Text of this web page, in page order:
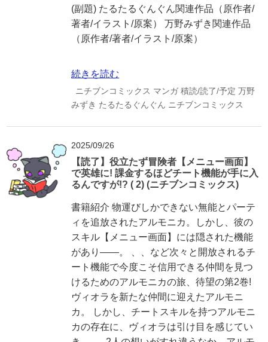
(副題) たるたるぐんぐん関連作品（原作者/
著者/イラスト/原案） 万野みずき関連作品
（原作者/著者/イラスト/原案）
続きを読む
ニチブンコミックス マンガ 積読/読了/予定 万野
みずき たるたるぐんぐん ニチブンコミックス
2025/09/26
【読了】役立たず冒険者【メニュー画面】
で英雄に! 課金するほどチート機能が手に入
るんですが!? ( 2) (ニチブンコミックス)
書籍紹介 物運びしかできない無能とパーテ
ィを追放されたアルモニカ。しかし、彼の
スキル【メニュー画面】には隠された機能
があり――。 、、など次々と開放されるチ
ート機能で今度こそ信用できる仲間を見つ
けるためのアルモニカの旅、待望の第2巻!
ヴィオラを新たな仲間に迎えたアルモニ
カ。 しかし、チートスキルを持つアルモニ
カの存在に、ヴィオラは引け目を感じてい